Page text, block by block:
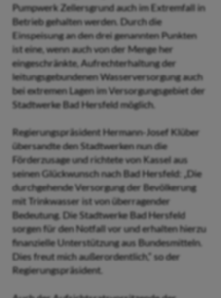
Pumpwerk Zellersgrund auch im Extremfall in
Betrieb gehalten werden. Durch die
Einspeisung an den drei genannten Punkten
ist eine, wenn auch von der Menge her
eingeschränkte, Aufrechterhaltung der
leitungsgebundenen Wasserversorgung auch
bei extremen Lagen im Versorgungsgebiet der
Stadtwerke Bad Hersfeld möglich.
Regierungspräsident Hermann-Josef Klüber
übersandte den Stadtwerken nun die
Förderzusage und richtete von Kassel aus
seinen Glückwunsch nach Bad Hersfeld: „Die
durchgehende Versorgung der Bevölkerung
mit Trinkwasser ist von überragender
Bedeutung. Die Stadtwerke Bad Hersfeld
sorgen für den Notfall vor und erhalten hierzu
finanzielle Unterstützung aus Bundesmitteln.
Dies freut mich außerordentlich,“ so der
Regierungspräsident.